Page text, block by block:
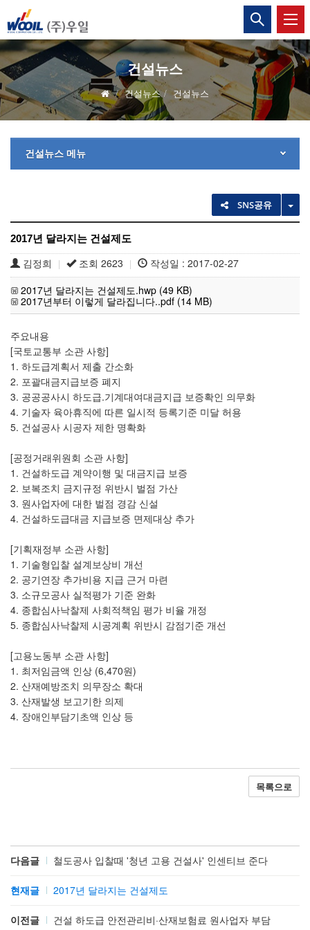
(주)
우
일
통
합
검
색
열
기
건설뉴스
건설뉴스 건설뉴스
건설뉴스 메뉴
SNS공유
2017년 달라지는 건설제도
김정희 | 조회 2623 |
작성일 : 2017-02-27
2017년 달라지는 건설제도.hwp (49 KB)
2017년부터 이렇게 달라집니다..pdf (14 MB)
주요내용
[국토교통부 소관 사항]
1. 하도급계획서 제출 간소화
2. 포괄대금지급보증 폐지
3. 공공공사시 하도급.기계대여대금지급 보증확인 의무화
4. 기술자 육아휴직에 따른 일시적 등록기준 미달 허용
5. 건설공사 시공자 제한 명확화
[공정거래위원회 소관 사항]
1. 건설하도급 계약이행 및 대금지급 보증
2. 보복조치 금지규정 위반시 벌점 가산
3. 원사업자에 대한 벌점 경감 신설
4. 건설하도급대금 지급보증 면제대상 추가
[기획재정부 소관 사항]
1. 기술형입찰 설계보상비 개선
2. 공기연장 추가비용 지급 근거 마련
3. 소규모공사 실적평가 기준 완화
4. 종합심사낙찰제 사회적책임 평가 비율 개정
5. 종합심사낙찰제 시공계획 위반시 감점기준 개선
[고용노동부 소관 사항]
1. 최저임금액 인상 (6,470원)
2. 산재예방조치 의무장소 확대
3. 산재발생 보고기한 의제
4. 장애인부담기초액 인상 등
목록으로
다음글 철도공사 입찰때 '청년 고용 건설사' 인센티브 준다
현재글 2017년 달라지는 건설제도
이전글 건설 하도급 안전관리비·산재보험료 원사업자 부담